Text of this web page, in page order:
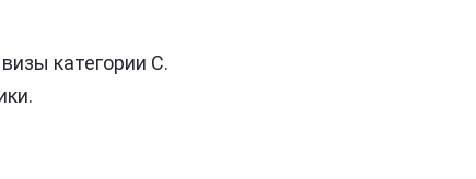
категории С.